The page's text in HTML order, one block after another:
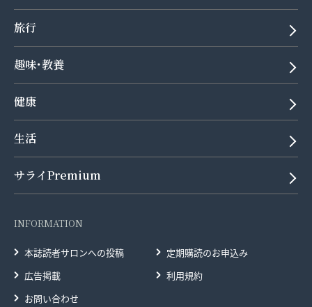
旅行
趣味･教養
健康
生活
サライPremium
INFORMATION
本誌読者サロンへの投稿
定期購読のお申込み
広告掲載
利用規約
お問い合わせ